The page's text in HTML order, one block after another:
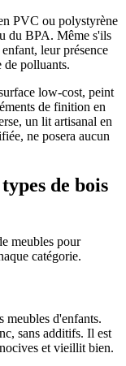
PVC ou polystyrène
du BPA. Même s'ils
leur présence
de polluants.
low-cost, peint
de finition en
un lit artisanal en
ne posera aucun
de bois
meubles pour
catégorie.
d'enfants.
sans additifs. Il est
et vieillit bien.